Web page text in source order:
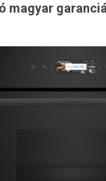
magyar